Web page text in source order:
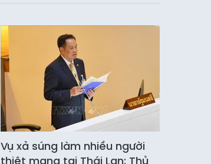
Vụ xả súng làm nhiều người
thiệt mạng tại Thái Lan: Thủ